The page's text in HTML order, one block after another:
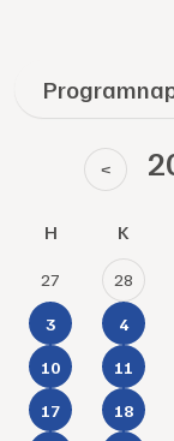
<
H K
27 28
3 4
10 11
17 18